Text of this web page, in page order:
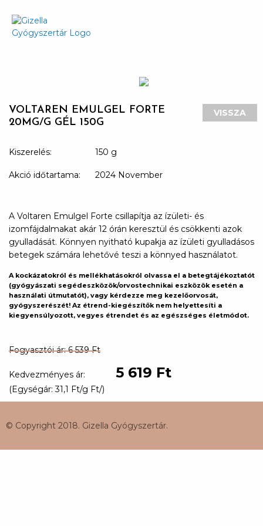
VOLTAREN EMULGEL FORTE
20MG/G GÉL 150G
VISSZA
Kiszerelés: 150 g
Akció időtartama: 2024 November
Fogyasztói ár: 6 539 Ft
Kedvezményes ár: 5 619 Ft
(Egységár: 31,1 Ft/g Ft/)
A Voltaren Emulgel Forte csillapítja az ízületi- és
izomfájdalmakat akár 12 órán keresztül és csökkenti azok
gyulladását. Könnyen nyitható kupakja az ízületi gyulladásos
betegek számára lehetővé teszi a könnyed használatot.
A kockázatokról és mellékhatásokról olvassa el a betegtájékoztatót
(gyógyászati segédeszközök/orvostechnikai eszközök esetén a
használati útmutatót), vagy kérdezze meg kezelőorvosát,
gyógyszerészét! Az étrend-kiegészítők nem helyettesíti a
kiegyensúlyozott, vegyes étrendet és az egészséges életmódot.
© Copyright 2018. Gizella Gyógyszertár.